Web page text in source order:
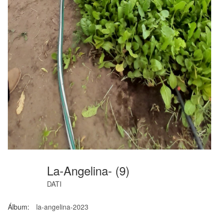
La-Angelina- (9)
DATI
Álbum: la-angelina-2023